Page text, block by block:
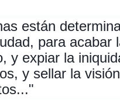
están
para acabar
y expiar la
y sellar la